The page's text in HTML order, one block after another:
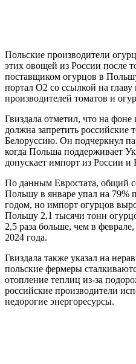
Польские производители
этих овощей из России после
поставщиком огурцов в
портал O2 со ссылкой на
производителей томатов и
Гвиздала отметил, что на
должна запретить российские
Белоруссию. Он подчеркнул
когда Польша поддерживает
допускает импорт из России и
По данным Евростата, общий
Польшу в январе упал на
годом, но импорт огурцов
Польшу 2,1 тысячи тонн
2,5 раза больше, чем в
2024 года.
Гвиздала также указал на
польские фермеры
отопление теплиц из-за
российские производители
недорогие энергоресурсы.